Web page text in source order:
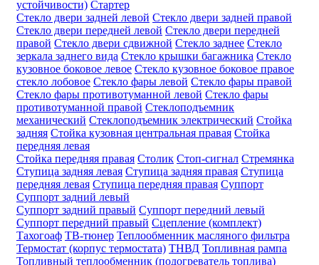
устойчивости) Стартер
Стекло двери задней левой Стекло двери задней правой
Стекло двери передней левой Стекло двери передней
правой Стекло двери сдвижной Стекло заднее Стекло
зеркала заднего вида Стекло крышки багажника Стекло
кузовное боковое левое Стекло кузовное боковое правое
стекло лобовое Стекло фары левой Стекло фары правой
Стекло фары противотуманной левой Стекло фары
противотуманной правой Стеклоподъемник
механический Стеклоподъемник электрический Стойка
задняя Стойка кузовная центральная правая Стойка
передняя левая
Стойка передняя правая Столик Стоп-сигнал Стремянка
Ступица задняя левая Ступица задняя правая Ступица
передняя левая Ступица передняя правая Суппорт
Суппорт задний левый
Суппорт задний правый Суппорт передний левый
Суппорт передний правый Сцепление (комплект)
Тахогоаф ТВ-тюнер Теплообменник масляного фильтра
Термостат (корпус термостата) ТНВД Топливная рампа
Топливный теплообменник (подогреватель топлива)